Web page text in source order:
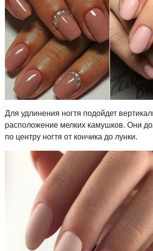
Для удлинения ногтя подойдет
расположение мелких камушков. Они
по центру ногтя от кончика до лунки.